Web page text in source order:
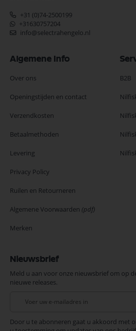
+31 (0)74-2500199
+31630757204
info@selectrahengelo.nl
Algemene Info
Over ons
Openingstijden en contact
Verzendkosten
Betaalmethoden
Levering
Privacy Policy
Ruilen en Retourneren
Algemene Voorwaarden (pdf)
Merken
B2B
Nieuwsbrief
Meld u aan voor onze nieuwsbrief om op
nieuwe releases.
onze
Door u te abonneren gaat u akkoord met